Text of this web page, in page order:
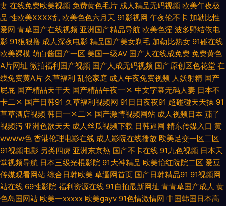
花婷婷 五月花激情站 午夜福利性爱AV 亚洲伊人1页 AV综合性爱 欧美日韩国
产在线 日本成人A片网址 91国内在线视频 97午夜福利影院 超碰免费在线97
超碰大香蕉97 大香蕉伊人成人网 国产97在线视频 国内熟女视频 黄色地址五
月天 狼友导航 男人天堂aaaa 欧美性爱区第一页 日本人人插 丝袜足交综合
婷婷成人淫网 人妖手慰网站 www超碰93 超碰夫妻啪啪啪 欧美精品性交 天
天肏屄 91白丝国产 97福利观看 俺去啦啦电影网 超碰人人操91 岛国欧美a级
视频 韩国无码三级 精品国产伦区全集 狼友AV在线 欧美本土自拍 人人艹人妻
日韩五月丁香影院 婷婷图区 午夜精品影院 伊人视频在线 97色色资源站
妻 在线免费欧美视频 免费黄色毛片 成人精品无码视频 欧美午夜极
品 性欧美ⅩⅩⅩⅩ乱 欧美色色六月天 91影视网 午夜伦不卡 加勒比性
爱网 青草国产在线视频 亚洲国产精品导航 欧美色淫 波多野结依电
影 91狠狠撸 成人深夜电影 精品国产美女剃毛 加勒比熟女 91碰在线
欧美裸模 萌白酱国产一区 美国一级AV 国产人在线成免费 免费黄色
A片网址 微拍福利国产视频 国产人成无码视频 国产原创区色花堂 在
线免费黄A片 久草福利 乱伦家庭 成人午夜免费视频 人妖射精 国产
屁屁 国产精品天干天 国产精品午夜一区 中文字幕无码人妻 日本不
卡二区 国产日韩91 久草福利视频网 91日日夜夜91 超碰碰天天操 91
草草酒店视频 韩日一区二区 国产激情视频网站 成人视频日本 茄子
视频污 亚洲色欲天天 成人丝瓜视频下载 日韩逼网 精东传媒入口 黄
wwww色 香港伦理电影在线 成人影院在线播放 欧美足交一区二区
91视频电影 另类四虎 亚洲东京热 国产不卡在线 91九色视频 日本天
堂视频导航 日本三级光棍影院 91大神精品 欧美怡红院院二区 爱豆
传媒观看网站 综合日韩欧美 草逼网首页 国产日韩精品91 91视频网
站在线 69性影院 福利资源在线 91自拍最新网址 青青草国产成人 黄
色岛国网站 欧美一xxxxx 欧美gayv 91色情激情网 中国韩国日本高